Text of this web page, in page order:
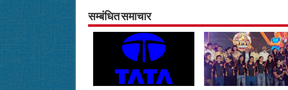
o
o
k
A
p
p
r
a
n
k
सम्बंधित समाचार